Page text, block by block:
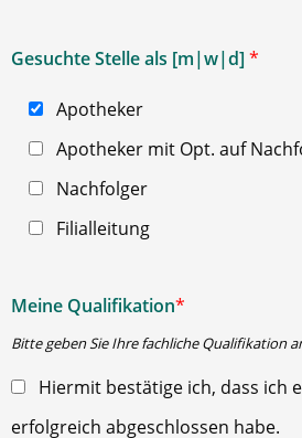
Gesuchte Stelle als [m|w|d] *
Apotheker
Apotheker mit Opt. auf
Nachfolger
Filialleitung
Meine Qualifikation*
Bitte geben Sie Ihre fachliche Qualifikation
Hiermit bestätige ich, dass ich
erfolgreich abgeschlossen habe.